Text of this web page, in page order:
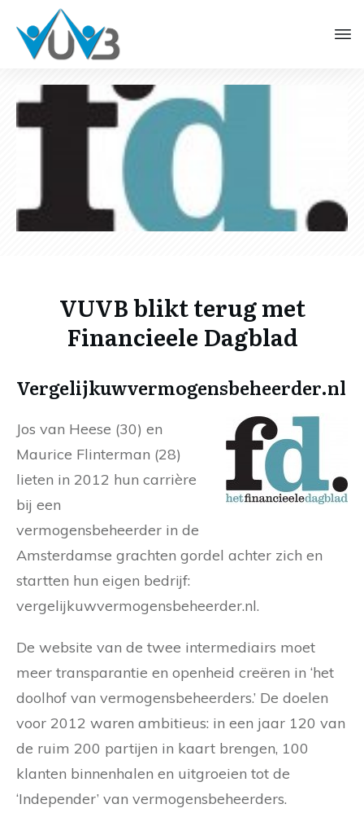
VUVB blikt terug met
Financieele Dagblad
Vergelijkuwvermogensbeheerder.nl
Jos van Heese (30) en
Maurice Flinterman (28)
lieten in 2012 hun carrière
bij een
vermogensbeheerder in de
Amsterdamse grachten gordel achter zich en
startten hun eigen bedrijf:
vergelijkuwvermogensbeheerder.nl.
De website van de twee intermediairs moet
meer transparantie en openheid creëren in ‘het
doolhof van vermogensbeheerders.’ De doelen
voor 2012 waren ambitieus: in een jaar 120 van
de ruim 200 partijen in kaart brengen, 100
klanten binnenhalen en uitgroeien tot de
‘Independer’ van vermogensbeheerders.